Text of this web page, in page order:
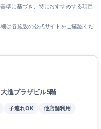
準に基づき、特におすすめする項目
は各施設の公式サイトをご確認くだ
進プラザビル5階
子連れOK
他店舗利用